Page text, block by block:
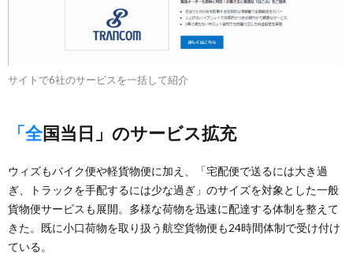
サイトで6社のサービスを一括して紹介
「全国当日」のサービス拡充
ウィズもバイク便や軽貨物便に加え、「宅配便で送るには大き過
ぎ、トラックを手配するには少な過ぎ」のサイズを対象とした一般
貨物便サービスも展開。多様な荷物を迅速に配達する体制を整えて
きた。既に小口荷物を取り扱う航空貨物便も24時間体制で受け付け
ている。